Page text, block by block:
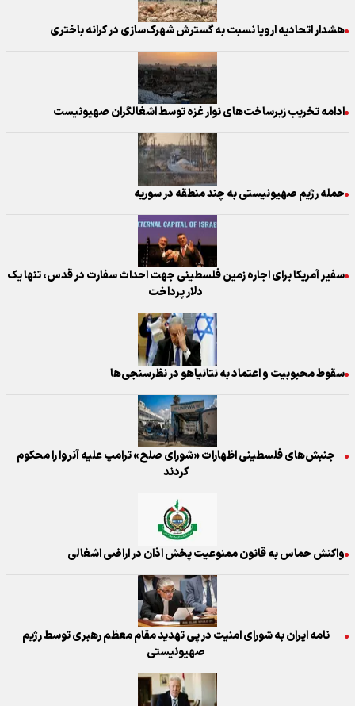
هشدار اتحادیه اروپا نسبت به گسترش شهرک‌سازی در کرانه باختری
ادامه تخریب زیرساخت‌های نوار غزه توسط اشغالگران صهیونیست
حمله رژیم صهیونیستی به چند منطقه در سوریه
سفیر آمریکا برای اجاره زمین فلسطینی جهت احداث سفارت در قدس، تنها یک
دلار پرداخت
سقوط محبوبیت و اعتماد به نتانیاهو در نظرسنجی‌ها
جنبش‌های فلسطینی اظهارات «شورای صلح» ترامپ علیه آنروا را محکوم
کردند
واکنش حماس به قانون ممنوعیت پخش اذان در اراضی اشغالی
نامه ایران به شورای امنیت در پی تهدید مقام معظم رهبری توسط رژیم
صهیونیستی